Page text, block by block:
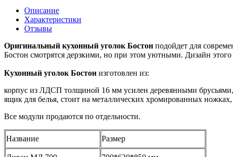
Описание
Характеристики
Отзывы
Оригинальный кухонный уголок Бостон подойдет для
Бостон смотрятся дерзкими, но при этом уютными. Дизайн
Кухонный уголок Бостон изготовлен из:
корпус из ЛДСП толщиной 16 мм усилен деревянными брусьями,
ящик для белья, стоит на металлических хромированных
Все модули продаются по отдельности.
Название Размер